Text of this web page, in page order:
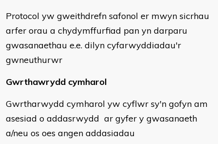
Protocol yw gweithdrefn safonol er mwyn sicrhau
arfer orau a chydymffurfiad pan yn darparu
gwasanaethau e.e. dilyn cyfarwyddiadau'r
gwneuthurwr
Gwrthawrydd cymharol
Gwrtharwydd cymharol yw cyflwr sy'n gofyn am
asesiad o addasrwydd ar gyfer y gwasanaeth
a/neu os oes angen addasiadau